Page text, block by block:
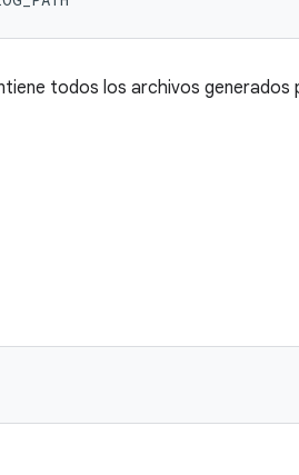
todos los archivos